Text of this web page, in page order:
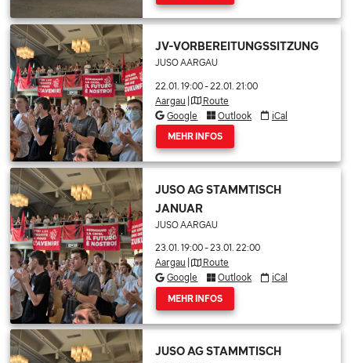
JV-VORBEREITUNGSSITZUNG
JUSO AARGAU
22.01. 19:00-22.01. 21:00
Aargau
Route
Google
Outlook iCal
MEHR INFOS
JUSO AG STAMMTISCH
JANUAR
JUSO AARGAU
23.01. 19:00-23.01. 22:00
Aargau
Route
Google
Outlook iCal
MEHR INFOS
JUSO AG STAMMTISCH